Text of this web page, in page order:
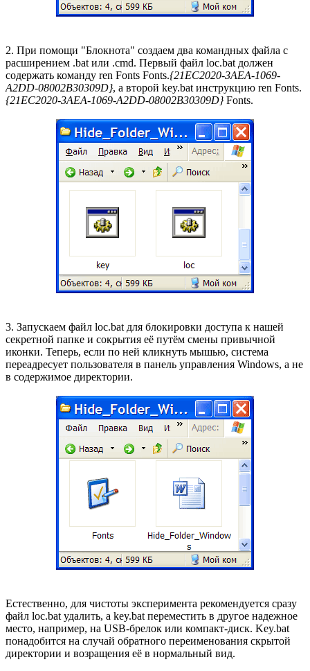
2. При помощи "Блокнота" создаем два командных файла с
расширением .bat или .cmd. Первый файл loc.bat должен
содержать команду ren Fonts Fonts.{21EC2020-3AEA-1069-
A2DD-08002B30309D}, а второй key.bat инструкцию ren Fonts.
{21EC2020-3AEA-1069-A2DD-08002B30309D}Fonts.
3. Запускаем файл loc.bat для блокировки доступа к нашей
секретной папке и сокрытия её путём смены привычной
иконки. Теперь, если по ней кликнуть мышью, система
переадресует пользователя в панель управления Windows, а не
в содержимое директории.
Естественно, для чистоты эксперимента рекомендуется сразу
файл loc.bat удалить, а key.bat переместить в другое надежное
место, например, на USB-брелок или компакт-диск. Key.bat
понадобится на случай обратного переименования скрытой
директории и возращения её в нормальный вид.